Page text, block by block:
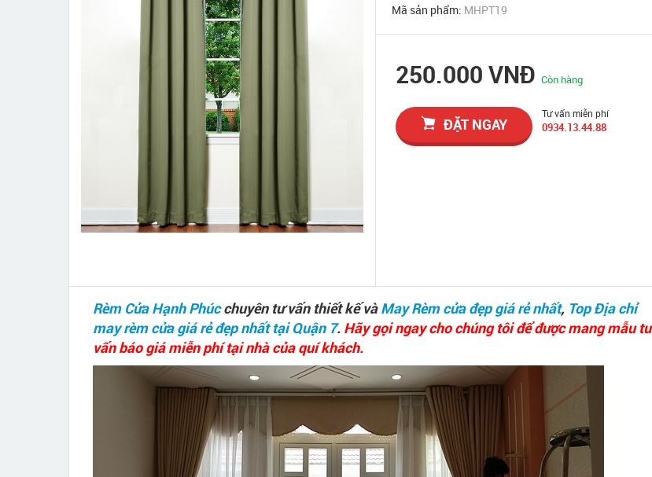
Mã sản phẩm: MHPT19
250.000 VNĐCòn hàng
ĐẶT NGAY
Tư vấn miễn phí
0934.13.44.88
Rèm Cửa Hạnh Phúcchuyên tư vấn thiết kế vàMay Rèm cửa đẹp giá rẻ nhất, Top Địa chỉ
may rèm cửa giá rẻ đẹp nhất tại Quận 7. Hãy gọi ngay cho chúng tôi để được mang mẫu tư
vấn báo giá miễn phí tại nhà của quí khách.